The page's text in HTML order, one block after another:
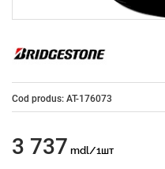
Cod produs: AT-176073
3 737 mdl/1шт